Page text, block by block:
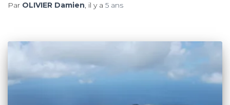
Par OLIVIER Damien, il y a 5 ans